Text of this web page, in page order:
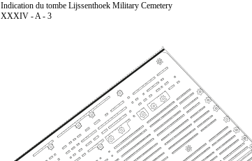
Indication du tombe Lijssenthoek Military Cemetery
XXXIV - A - 3